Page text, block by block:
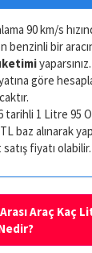
90 km/s
benzinli bir
göre
tarihli 1 Litre 95
baz alınarak
fiyatı olabilir.
Araç Kaç